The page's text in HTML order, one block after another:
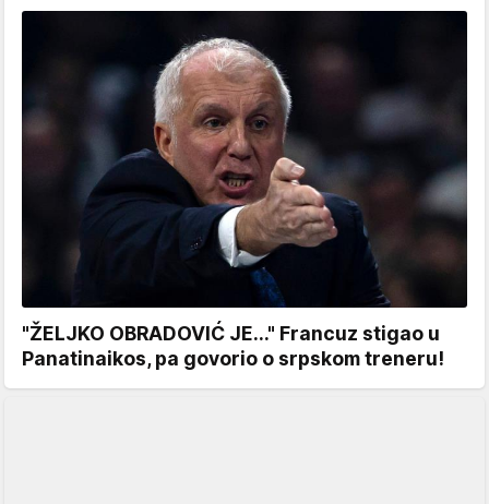
"ŽELJKO OBRADOVIĆ JE..." Francuz stigao u
Panatinaikos, pa govorio o srpskom treneru!